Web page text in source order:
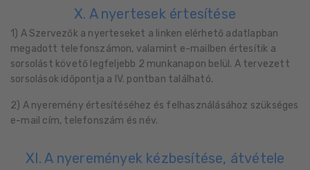
X. A nyertesek értesítése
1) A Szervezők a nyerteseket a linken elérhető adatlapban
megadott telefonszámon, valamint e-mailben értesítik a
sorsolást követő legfeljebb 2 munkanapon belül. A tervezett
sorsolások időpontja a IV. pontban található.
2) A nyeremény értesítéséhez és felhasználásához szükséges
e-mail cím, telefonszám és név.
XI. A nyeremények kézbesítése, átvétele